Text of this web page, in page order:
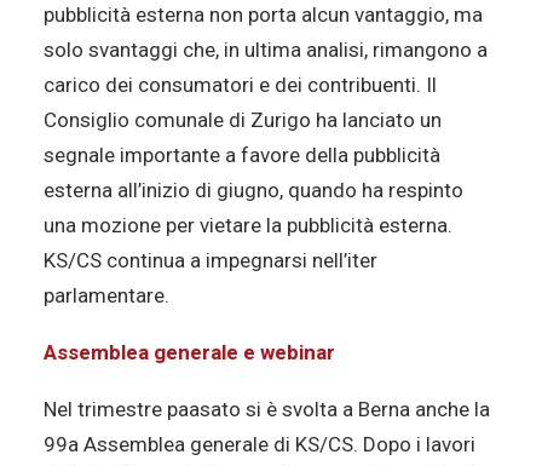
pubblicità esterna non porta alcun vantaggio, ma
solo svantaggi che, in ultima analisi, rimangono a
carico dei consumatori e dei contribuenti. Il
Consiglio comunale di Zurigo ha lanciato un
segnale importante a favore della pubblicità
esterna all’inizio di giugno, quando ha respinto
una mozione per vietare la pubblicità esterna.
KS/CS continua a impegnarsi nell’iter
parlamentare.
Assemblea generale e webinar
Nel trimestre paasato si è svolta a Berna anche la
99a Assemblea generale di KS/CS. Dopo i lavori